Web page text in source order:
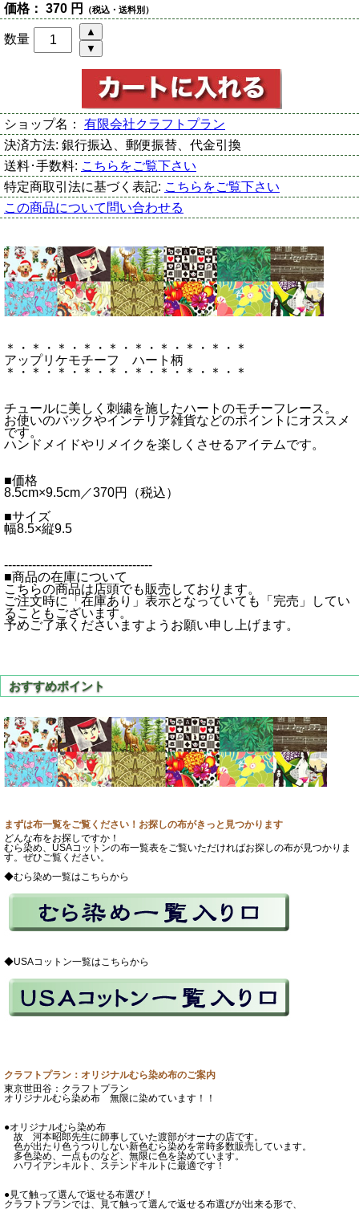
価格： 370 円 （税込・送料別）
数量
ショップ名： 有限会社クラフトプラン
決済方法: 銀行振込、郵便振替、代金引換
送料･手数料: こちらをご覧下さい
特定商取引法に基づく表記: こちらをご覧下さい
この商品について問い合わせる
＊・＊・＊・＊・＊・＊・＊・＊・＊・＊
アップリケモチーフ ハート柄
＊・＊・＊・＊・＊・＊・＊・＊・＊・＊
チュールに美しく刺繍を施したハートのモチーフレース。
お使いのバックやインテリア雑貨などのポイントにオススメ
です。
ハンドメイドやリメイクを楽しくさせるアイテムです。
■価格
8.5cm×9.5cm／370円（税込）
■サイズ
幅8.5×縦9.5
-------------------------------------
■商品の在庫について
こちらの商品は店頭でも販売しております。
ご注文時に「在庫あり」表示となっていても「完売」してい
ることもございます。
予めご了承くださいますようお願い申し上げます。
まずは布一覧をご覧ください！お探しの布がきっと見つかります
どんな布をお探しですか！
むら染め、USAコットンの布一覧表をご覧いただければお探しの布が見つかりま
す。ぜひご覧ください。
◆むら染め一覧はこちらから
◆USAコットン一覧はこちらから
クラフトプラン：オリジナルむら染め布のご案内
東京世田谷：クラフトプラン
オリジナルむら染め布 無限に染めています！！
●オリジナルむら染め布
故 河本昭郎先生に師事していた渡部がオーナの店です。
色が出たり色うつりしない新色むら染めを常時多数販売しています。
多色染め、一点ものなど、無限に色を染めています。
ハワイアンキルト、ステンドキルトに最適です！
●見て触って選んで返せる布選び！
クラフトプランでは、見て触って選んで返せる布選びが出来る形で、